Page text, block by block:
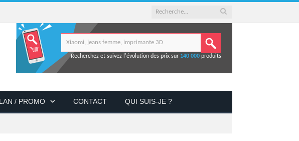
Recherchez et suivez l'évolution des prix sur 140 000 produits
/ PROMO CONTACT QUI SUIS-JE ?